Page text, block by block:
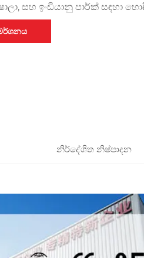
සහ ඉංඩියානු පාර්ක් සඳහා
නිර්දේශිත නිෂ්පාදන